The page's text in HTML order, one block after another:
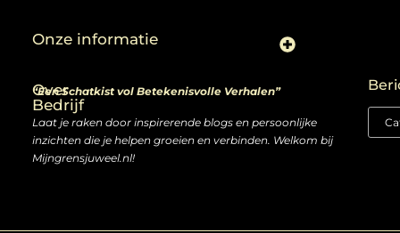
Over
Bedrijf
“Een Schatkist vol Betekenisvolle Verhalen”
Laat je raken door inspirerende blogs en persoonlijke
inzichten die je helpen groeien en verbinden. Welkom bij
Mijngrensjuweel.nl!
Onze informatie